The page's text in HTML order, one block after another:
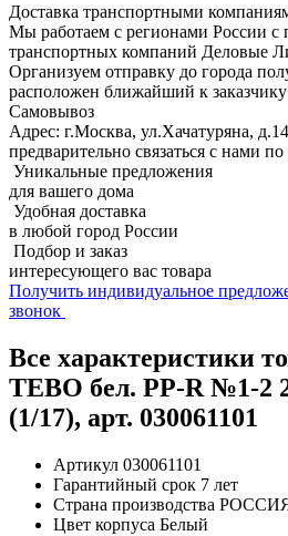
Доставка транспортными
Мы работаем с регионами России
транспортных компаний Деловые
Организуем отправку до города
расположен ближайший к
Самовывоз
Адрес: г.Москва, ул.Хачатуряна,
предварительно связаться с нами по
Уникальные предложения
для вашего дома
Удобная доставка
в любой город России
Подбор и заказ
интересующего вас товара
Получить индивидуальное
звонок
Все характеристики
TEBO бел. PP-R №1-2
(1/17), арт. 030061101
Артикул 030061101
Гарантийный срок 7 лет
Страна производства
Цвет корпуса Белый